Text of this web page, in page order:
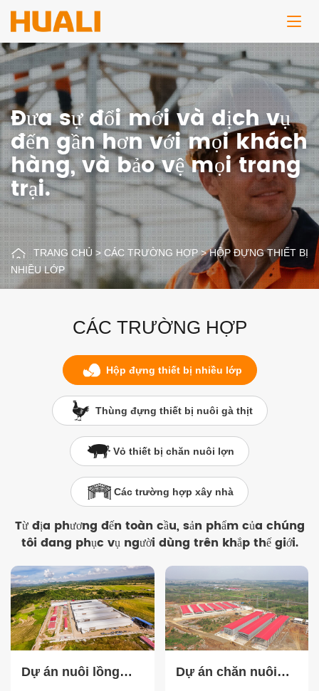
Đưa sự đổi mới và dịch vụ
đến gần hơn với mọi khách
hàng, và bảo vệ mọi trang
trại.
TRANG CHỦ>CÁC TRƯỜNG HỢP>HỘP ĐỰNG THIẾT BỊ
NHIỀU LỚP
CÁC TRƯỜNG HỢP
Hộp đựng thiết bị nhiều lớp
Thùng đựng thiết bị nuôi gà thịt
Vỏ thiết bị chăn nuôi lợn
Các trường hợp xây nhà
Từ địa phương đến toàn cầu, sản phẩm của chúng
tôi đang phục vụ người dùng trên khắp thế giới.
Dự án nuôi lồng
Dự án chăn nuôi